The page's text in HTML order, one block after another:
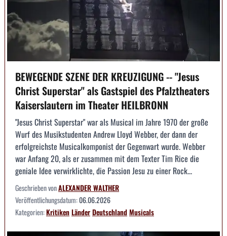
BEWEGENDE SZENE DER KREUZIGUNG -- "Jesus
Christ Superstar" als Gastspiel des Pfalztheaters
Kaiserslautern im Theater HEILBRONN
"Jesus Christ Superstar" war als Musical im Jahre 1970 der große
Wurf des Musikstudenten Andrew Lloyd Webber, der dann der
erfolgreichste Musicalkomponist der Gegenwart wurde. Webber
war Anfang 20, als er zusammen mit dem Texter Tim Rice die
geniale Idee verwirklichte, die Passion Jesu zu einer Rock...
Geschrieben vonALEXANDER WALTHER
Veröffentlichungsdatum:06.06.2026
Kategorien:KritikenLänderDeutschlandMusicals